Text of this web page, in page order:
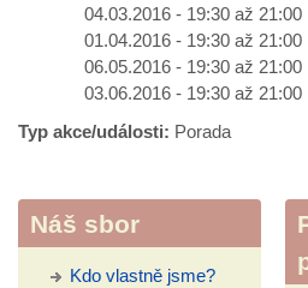
04.03.2016 - 19:30 až 21:00
01.04.2016 - 19:30 až 21:00
06.05.2016 - 19:30 až 21:00
03.06.2016 - 19:30 až 21:00
Typ akce/události: Porada
Náš sbor
Kdo vlastně jsme?